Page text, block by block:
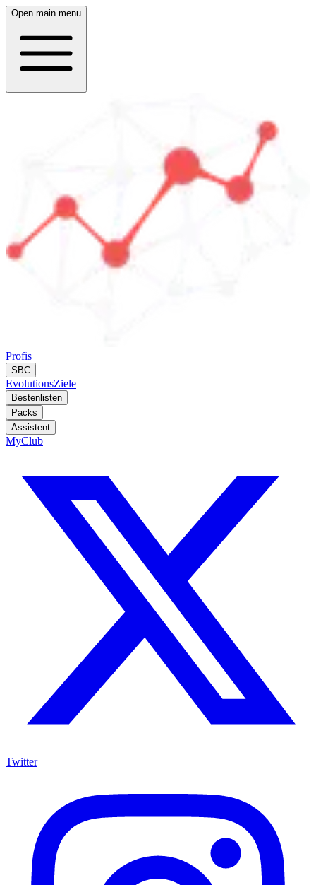
Open main menu
Profis
SBC
EvolutionsZiele
Bestenlisten
Packs
Assistent
MyClub
Twitter